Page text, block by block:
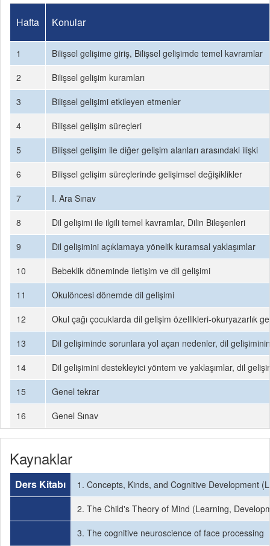
Hafta Konular
1
Bilişsel gelişime giriş, Bilişsel gelişimde temel kavramlar
2
Bilişsel gelişim kuramları
3
Bilişsel gelişimi etkileyen etmenler
4
Bilişsel gelişim süreçleri
5
Bilişsel gelişim ile diğer gelişim alanları arasındaki ilişki
6
Bilişsel gelişim süreçlerinde gelişimsel değişiklikler
7
I. Ara Sınav
8
Dil gelişimi ile ilgili temel kavramlar, Dilin Bileşenleri
9
Dil gelişimini açıklamaya yönelik kuramsal yaklaşımlar
10
Bebeklik döneminde iletişim ve dil gelişimi
11
Okulöncesi dönemde dil gelişimi
12
Okul çağı çocuklarda dil gelişim özellikleri-okuryazarlık
13
Dil gelişiminde sorunlara yol açan nedenler, dil
14
Dil gelişimini destekleyici yöntem ve yaklaşımlar, dil
15
Genel tekrar
16
Genel Sınav
Kaynaklar
Ders Kitabı
1. Concepts, Kinds, and Cognitive Development
2. The Child's Theory of Mind (Learning,
3. The cognitive neuroscience of face processing